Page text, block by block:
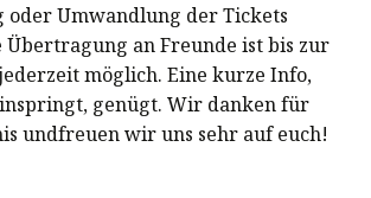
oder Umwandlung der Tickets
Übertragung an Freunde ist bis zur
möglich. Eine kurze Info,
genügt. Wir danken für
undfreuen wir uns sehr auf euch!